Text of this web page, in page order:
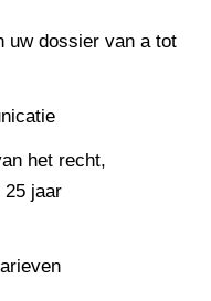
uw dossier van a tot
het recht,
25 jaar